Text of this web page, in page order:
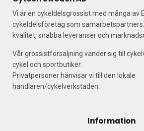
Vi är en cykeldelsgrossist med många av
cykeldelsföretag som
kvalitet, snabba leveranser och
Vår grossistförsäljning vänder sig till
cykel och sportbutiker.
Privatpersoner hänvisar vi till den lokale
handlaren/cykelverkstaden.
Information